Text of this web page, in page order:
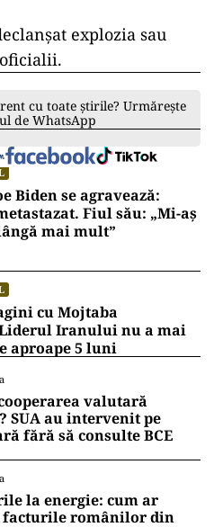
explozia sau
cu toate știrile? Urmărește
de WhatsApp
Biden se agravează:
Fiul său: „Mi-aș
mai mult”
cu Mojtaba
Iranului nu a mai
aproape 5 luni
valutară
SUA au intervenit pe
fără să consulte BCE
la energie: cum ar
facturile românilor din